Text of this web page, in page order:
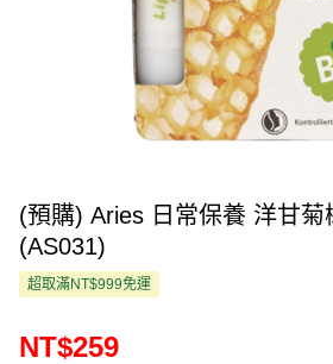
(預購) Aries 日常保養 洋甘菊
(AS031)
超取滿NT$999免運
NT$259